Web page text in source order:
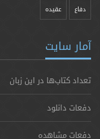
دفاع عقیده
آمار سایت
تعداد کتاب‌ها در این زبان
دفعات دانلود
دفعات مشاهده